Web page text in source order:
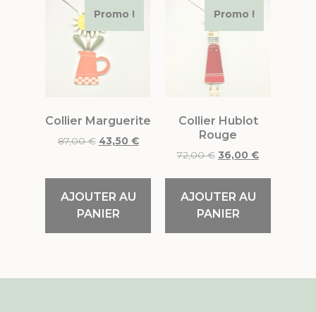
Promo !
Collier Marguerite
87,00€ 43,50 €
AJOUTER AU
PANIER
Promo !
Collier Hublot
Rouge
72,00€ 36,00 €
AJOUTER AU
PANIER